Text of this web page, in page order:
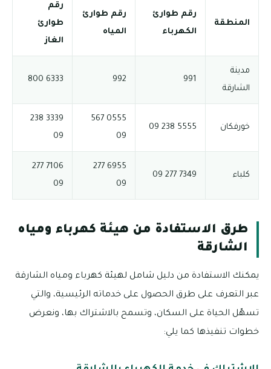
المنطقة
رقم طوارئ
الكهرباء
رقم طوارئ
المياه
رقم
طوارئ
الغاز
مدينة
الشارقة
991
992
6333 800
خورفكان 5555 238 09
0555 567
09
3339 238
09
كلباء 7349 277 09
6955 277
09
7106 277
09
طرق الاستفادة من هيئة كهرباء ومياه
الشارقة
يمكنك الاستفادة من دليل شامل لهيئة كهرباء ومياه الشارقة
عبر التعرف على طرق الحصول على خدماته الرئيسية، والتي
تسهّل الحياة على السكان، وتسمح بالاشتراك بها، ونعرض
خطوات تنفيذها كما يلي: